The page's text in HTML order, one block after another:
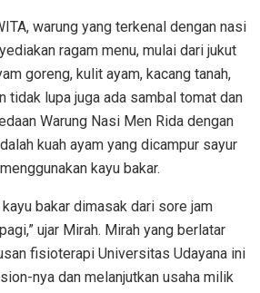
warung yang terkenal dengan nasi
ragam menu, mulai dari jukut
goreng, kulit ayam, kacang tanah,
tidak lupa juga ada sambal tomat dan
Warung Nasi Men Rida dengan
kuah ayam yang dicampur sayur
kayu bakar.
bakar dimasak dari sore jam
ujar Mirah. Mirah yang berlatar
fisioterapi Universitas Udayana ini
nya dan melanjutkan usaha milik